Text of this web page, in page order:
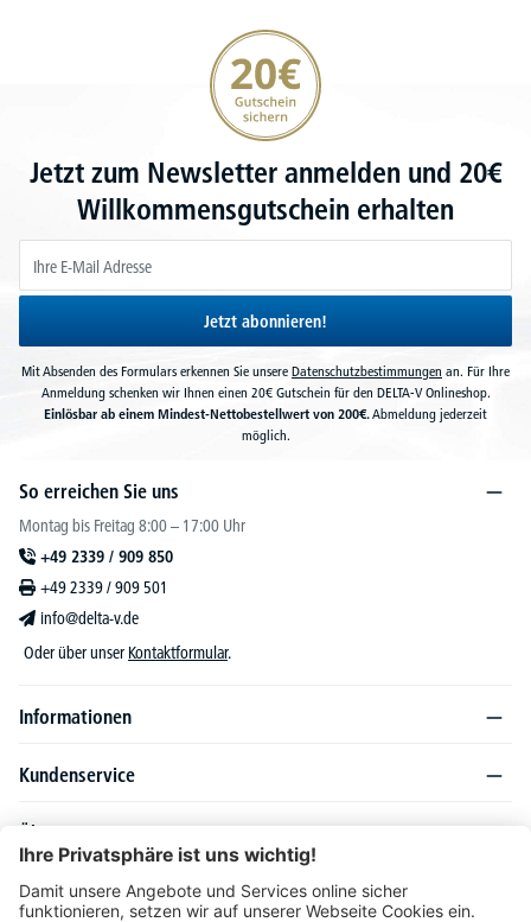
20€ Gutschein sichern
Jetzt zum Newsletter anmelden und 20€
Willkommensgutschein erhalten
Jetzt abonnieren!
Mit Absenden des Formulars erkennen Sie unsere Datenschutzbestimmungen an. Für Ihre
Anmeldung schenken wir Ihnen einen 20€ Gutschein für den DELTA-V Onlineshop.
Einlösbar ab einem Mindest-Nettobestellwert von 200€.Abmeldung jederzeit
möglich.
So erreichen Sie uns
Montag bis Freitag 8:00 – 17:00 Uhr
+49 2339 / 909 850
+49 2339 / 909 501
info@delta-v.de
Oder über unser Kontaktformular.
Informationen
Kundenservice
Über DELTA-V
Produktsortiment